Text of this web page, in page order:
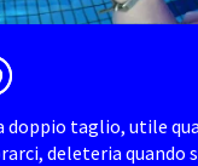
doppio taglio, utile
deleteria quando